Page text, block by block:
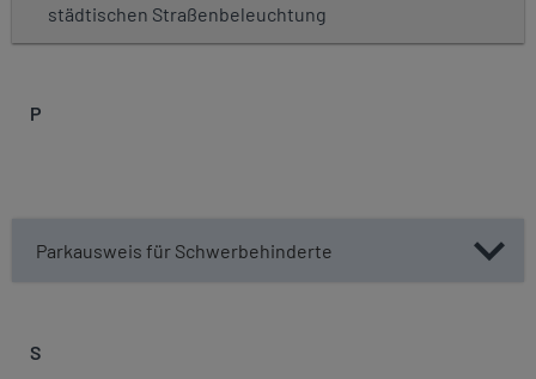
städtischen Straßenbeleuchtung
P
Parkausweis für Schwerbehinderte
S